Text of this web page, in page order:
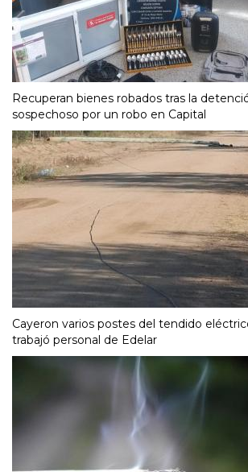
Recuperan bienes robados tras la
sospechoso por un robo en Capital
Cayeron varios postes del tendido
trabajó personal de Edelar